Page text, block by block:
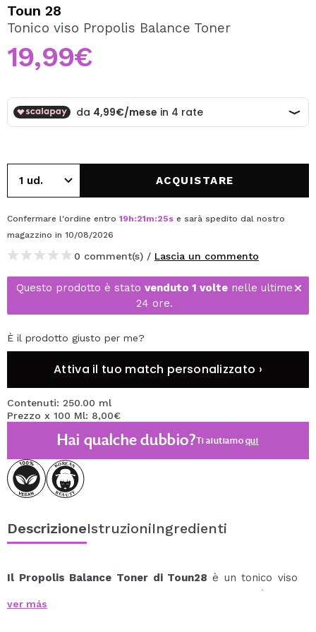
Creando un account su Maquibeauty.it potrai fare i tuoi
acquisti velocemente, controllare lo stato dei tuoi ordini e
consultare le tue operazioni precedenti.
CREARE UN ACCOUNT
Toun 28
Tonico viso Propolis Balance Toner
19,99€
ACQUISTARE
Confermare l'ordine entro 19h:21m:25s e sarà spedito dal nostro
magazzino in 10/08/2026
0 comment(s) / Lascia un commento
Questo prodotto è stato venduto 1 volte nelle ultime
24 ore.
È il prodotto giusto per me?
Attiva il tuo match personalizzato ›
Contenuti: 250.00 ml
Prezzo x 100 Ml: 8,00€
Hai qualche dubbio?Ti aiutiamoqui
DescrizioneIstruzioniIngredienti
Il Propolis Balance Toner di Toun28 è un tonico viso
idratante e riequilibrante che ripristina la vitalità della
pelle fin dal primo passaggio della routine.
ver más